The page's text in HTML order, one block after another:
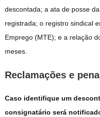
descontada; a ata de posse
registrada; o registro sindical
Emprego (MTE); e a relação
meses.
Reclamações e
Caso identifique um
consignatário será